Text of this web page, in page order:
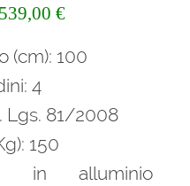
€.
539,00 €Il
attuale
(cm): 100
4
Lgs. 81/2008
150
in alluminio